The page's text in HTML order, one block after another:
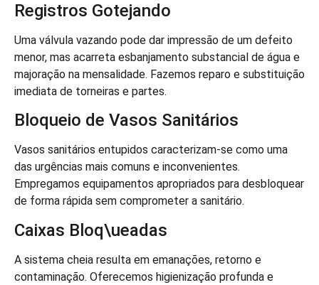
Registros Gotejando
Uma válvula vazando pode dar impressão de um defeito
menor, mas acarreta esbanjamento substancial de água e
majoração na mensalidade. Fazemos reparo e substituição
imediata de torneiras e partes.
Bloqueio de Vasos Sanitários
Vasos sanitários entupidos caracterizam-se como uma
das urgências mais comuns e inconvenientes.
Empregamos equipamentos apropriados para desbloquear
de forma rápida sem comprometer a sanitário.
Caixas Bloq\ueadas
A sistema cheia resulta em emanações, retorno e
contaminação. Oferecemos higienização profunda e